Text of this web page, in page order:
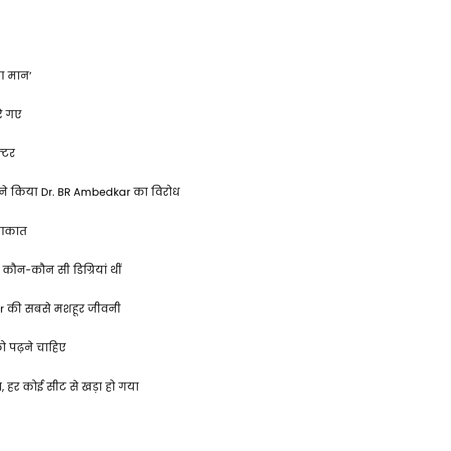
मान’
गए
Dr. BR Ambedkar का विरोध
कौन सी डिग्रियां थीं
की सबसे मशहूर जीवनी
पढ़ने चाहिए
कोई सीट से खड़ा हो गया